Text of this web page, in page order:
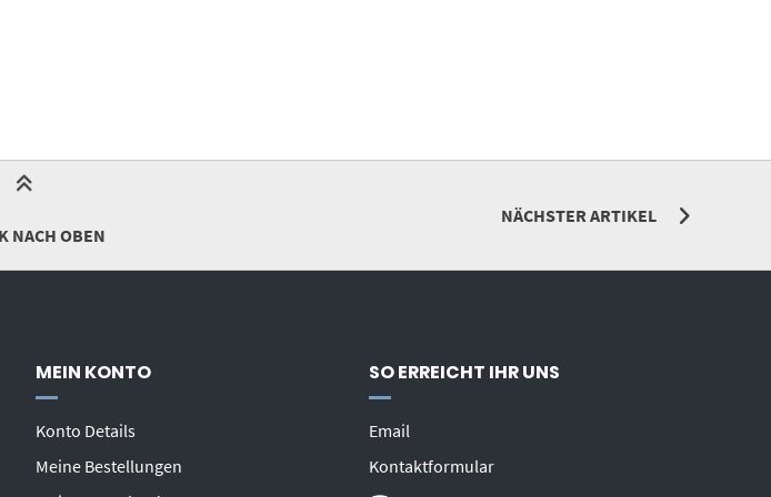
NÄCHSTER ARTIKEL
NACH OBEN
MEIN KONTO
Konto Details
Meine Bestellungen
SO ERREICHT IHR UNS
Email
Kontaktformular